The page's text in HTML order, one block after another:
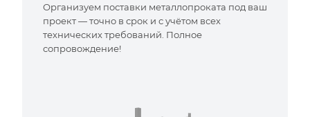
Организуем поставки металлопроката под ваш
проект — точно в срок и с учётом всех
технических требований. Полное
сопровождение!